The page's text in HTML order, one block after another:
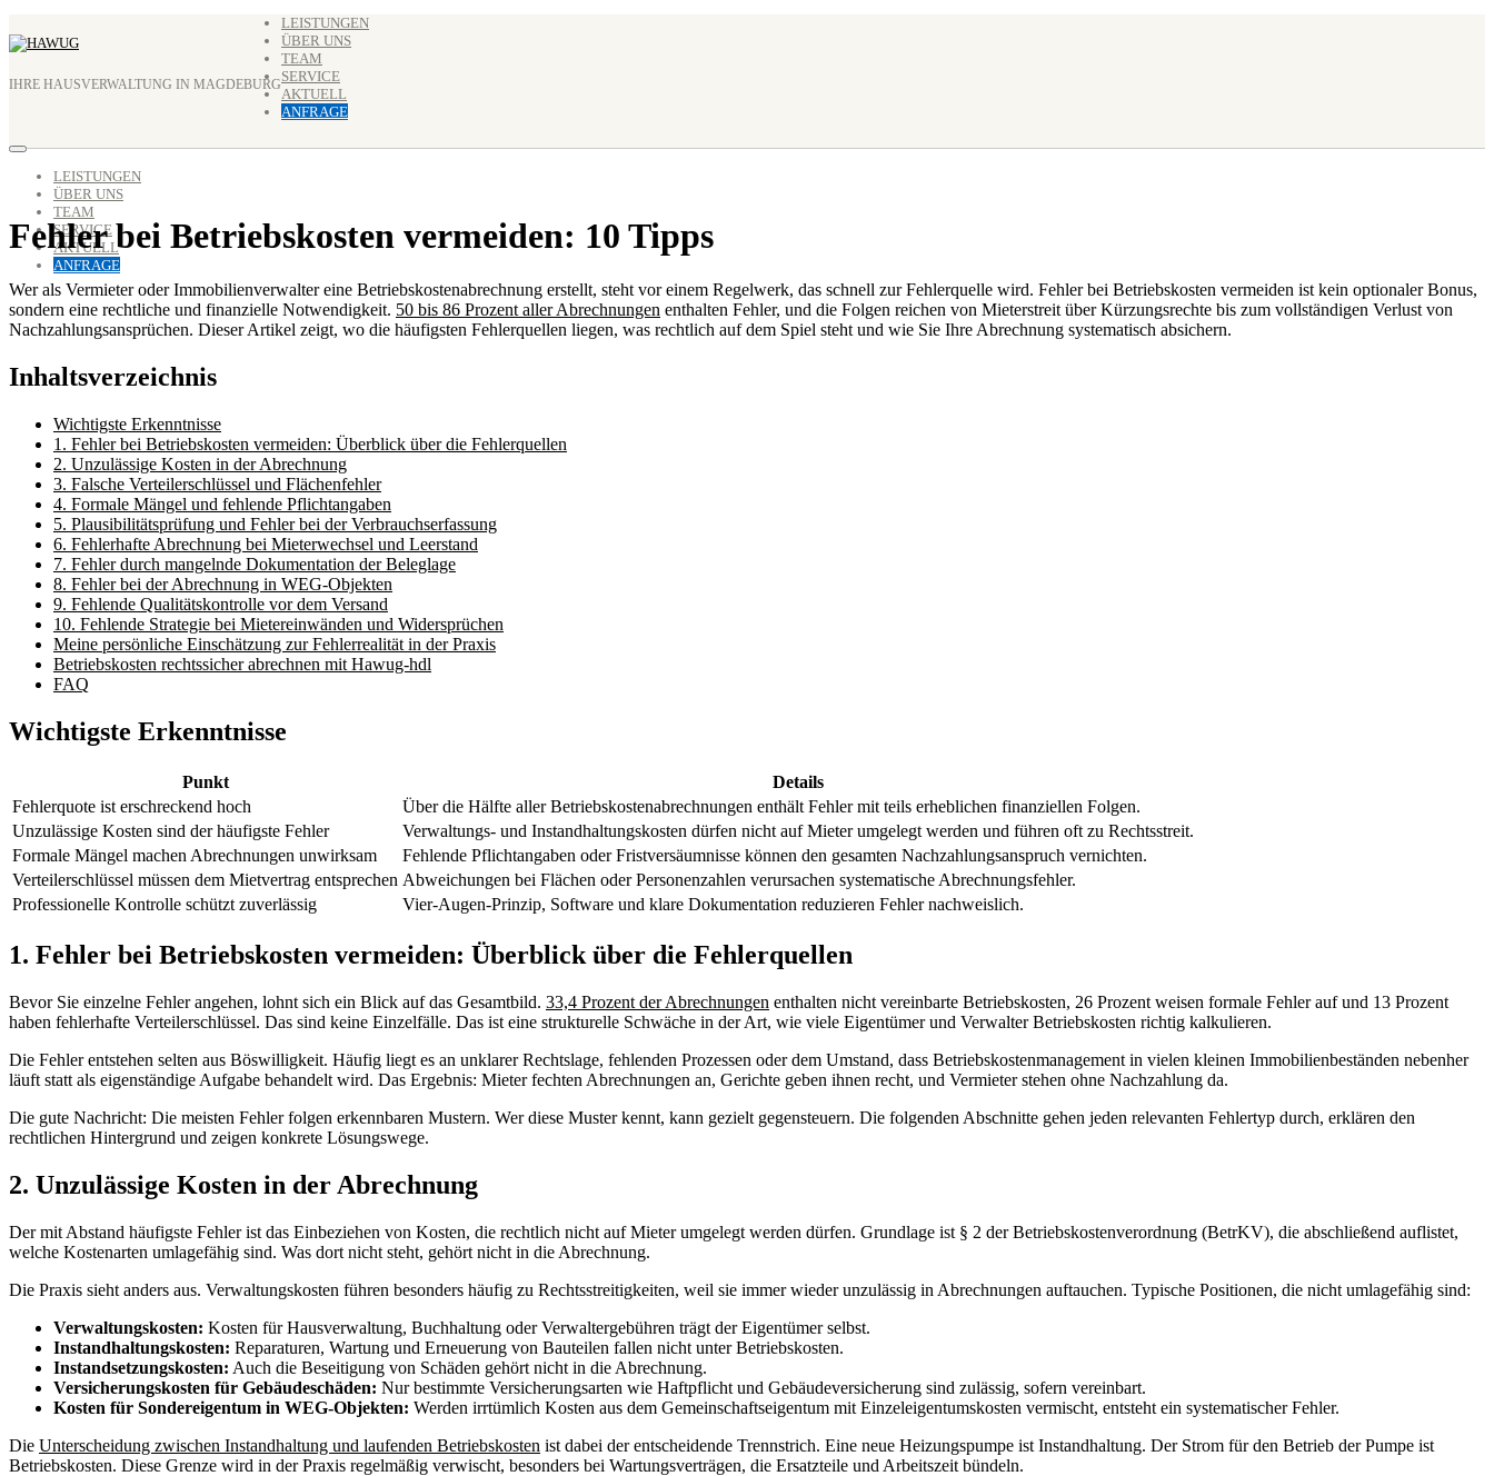
Inhalt
IHRE HAUSVERWALTUNG IN MAGDEBURG
LEISTUNGEN
ÜBER UNS
TEAM
SERVICE
AKTUELL
ANFRAGE
LEISTUNGEN
ÜBER UNS
TEAM
SERVICE
AKTUELL
ANFRAGE
Fehler bei Betriebskosten vermeiden: 10 Tipps
Wer als Vermieter oder Immobilienverwalter eine Betriebskostenabrechnung erstellt, steht vor einem Regelwerk, das schnell zur Fehlerquelle wird. Fehler bei Betriebskosten vermeiden ist kein optionaler Bonus,
sondern eine rechtliche und finanzielle Notwendigkeit. 50 bis 86 Prozent aller Abrechnungen enthalten Fehler, und die Folgen reichen von Mieterstreit über Kürzungsrechte bis zum vollständigen Verlust von
Nachzahlungsansprüchen. Dieser Artikel zeigt, wo die häufigsten Fehlerquellen liegen, was rechtlich auf dem Spiel steht und wie Sie Ihre Abrechnung systematisch absichern.
Inhaltsverzeichnis
Wichtigste Erkenntnisse
1. Fehler bei Betriebskosten vermeiden: Überblick über die Fehlerquellen
2. Unzulässige Kosten in der Abrechnung
3. Falsche Verteilerschlüssel und Flächenfehler
4. Formale Mängel und fehlende Pflichtangaben
5. Plausibilitätsprüfung und Fehler bei der Verbrauchserfassung
6. Fehlerhafte Abrechnung bei Mieterwechsel und Leerstand
7. Fehler durch mangelnde Dokumentation der Beleglage
8. Fehler bei der Abrechnung in WEG-Objekten
9. Fehlende Qualitätskontrolle vor dem Versand
10. Fehlende Strategie bei Mietereinwänden und Widersprüchen
Meine persönliche Einschätzung zur Fehlerrealität in der Praxis
Betriebskosten rechtssicher abrechnen mit Hawug-hdl
FAQ
Wichtigste Erkenntnisse
Punkt
Details
Fehlerquote ist erschreckend hoch
Über die Hälfte aller Betriebskostenabrechnungen enthält Fehler mit teils erheblichen finanziellen Folgen.
Unzulässige Kosten sind der häufigste Fehler
Verwaltungs- und Instandhaltungskosten dürfen nicht auf Mieter umgelegt werden und führen oft zu Rechtsstreit.
Formale Mängel machen Abrechnungen unwirksam
Fehlende Pflichtangaben oder Fristversäumnisse können den gesamten Nachzahlungsanspruch vernichten.
Verteilerschlüssel müssen dem Mietvertrag entsprechen Abweichungen bei Flächen oder Personenzahlen verursachen systematische Abrechnungsfehler.
Professionelle Kontrolle schützt zuverlässig
Vier-Augen-Prinzip, Software und klare Dokumentation reduzieren Fehler nachweislich.
1. Fehler bei Betriebskosten vermeiden: Überblick über die Fehlerquellen
Bevor Sie einzelne Fehler angehen, lohnt sich ein Blick auf das Gesamtbild. 33,4 Prozent der Abrechnungen enthalten nicht vereinbarte Betriebskosten, 26 Prozent weisen formale Fehler auf und 13 Prozent
haben fehlerhafte Verteilerschlüssel. Das sind keine Einzelfälle. Das ist eine strukturelle Schwäche in der Art, wie viele Eigentümer und Verwalter Betriebskosten richtig kalkulieren.
Die Fehler entstehen selten aus Böswilligkeit. Häufig liegt es an unklarer Rechtslage, fehlenden Prozessen oder dem Umstand, dass Betriebskostenmanagement in vielen kleinen Immobilienbeständen nebenher
läuft statt als eigenständige Aufgabe behandelt wird. Das Ergebnis: Mieter fechten Abrechnungen an, Gerichte geben ihnen recht, und Vermieter stehen ohne Nachzahlung da.
Die gute Nachricht: Die meisten Fehler folgen erkennbaren Mustern. Wer diese Muster kennt, kann gezielt gegensteuern. Die folgenden Abschnitte gehen jeden relevanten Fehlertyp durch, erklären den
rechtlichen Hintergrund und zeigen konkrete Lösungswege.
2. Unzulässige Kosten in der Abrechnung
Der mit Abstand häufigste Fehler ist das Einbeziehen von Kosten, die rechtlich nicht auf Mieter umgelegt werden dürfen. Grundlage ist § 2 der Betriebskostenverordnung (BetrKV), die abschließend auflistet,
welche Kostenarten umlagefähig sind. Was dort nicht steht, gehört nicht in die Abrechnung.
Die Praxis sieht anders aus. Verwaltungskosten führen besonders häufig zu Rechtsstreitigkeiten, weil sie immer wieder unzulässig in Abrechnungen auftauchen. Typische Positionen, die nicht umlagefähig sind:
Verwaltungskosten: Kosten für Hausverwaltung, Buchhaltung oder Verwaltergebühren trägt der Eigentümer selbst.
Instandhaltungskosten: Reparaturen, Wartung und Erneuerung von Bauteilen fallen nicht unter Betriebskosten.
Instandsetzungskosten: Auch die Beseitigung von Schäden gehört nicht in die Abrechnung.
Versicherungskosten für Gebäudeschäden: Nur bestimmte Versicherungsarten wie Haftpflicht und Gebäudeversicherung sind zulässig, sofern vereinbart.
Kosten für Sondereigentum in WEG-Objekten: Werden irrtümlich Kosten aus dem Gemeinschaftseigentum mit Einzeleigentumskosten vermischt, entsteht ein systematischer Fehler.
Die Unterscheidung zwischen Instandhaltung und laufenden Betriebskosten ist dabei der entscheidende Trennstrich. Eine neue Heizungspumpe ist Instandhaltung. Der Strom für den Betrieb der Pumpe ist
Betriebskosten. Diese Grenze wird in der Praxis regelmäßig verwischt, besonders bei Wartungsverträgen, die Ersatzteile und Arbeitszeit bündeln.